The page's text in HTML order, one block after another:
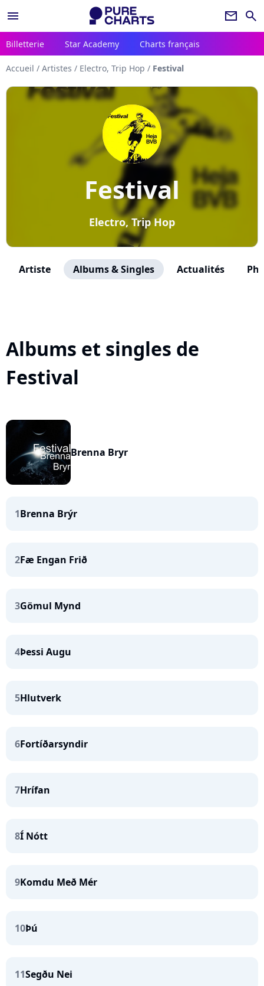
menu newsletter search
Billetterie Star Academy Charts français
Accueil / Artistes / Electro, Trip Hop / Festival
Festival
Electro, Trip Hop
Artiste Albums & Singles Actualités
Albums et singles de
Festival
Brenna Bryr
1Brenna Brýr
2Fæ Engan Frið
3Gömul Mynd
4Þessi Augu
5Hlutverk
6Fortíðarsyndir
7Hrífan
8Í Nótt
9Komdu Með Mér
10Þú
11Segðu Nei